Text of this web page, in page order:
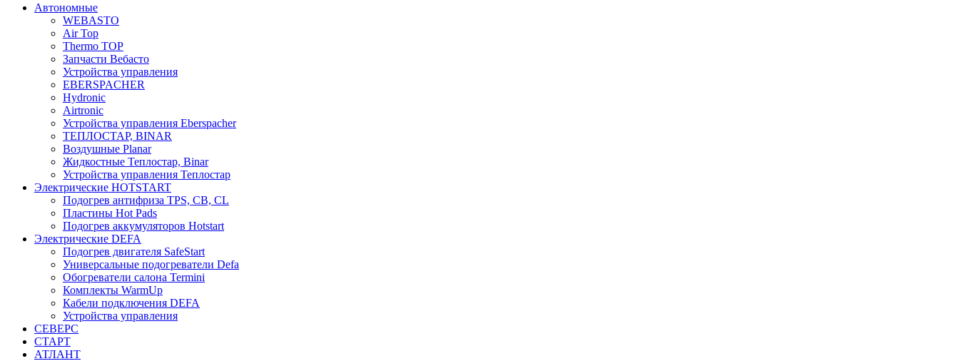
Автономные
WEBASTO
Air Top
Thermo TOP
Запчасти Вебасто
Устройства управления
EBERSPACHER
Hydronic
Airtronic
Устройства управления Eberspacher
ТЕПЛОСТАР, BINAR
Воздушные Planar
Жидкостные Теплостар, Binar
Устройства управления Теплостар
Электрические HOTSTART
Подогрев антифриза TPS, CB, CL
Пластины Hot Pads
Подогрев аккумуляторов Hotstart
Электрические DEFA
Подогрев двигателя SafeStart
Универсальные подогреватели Defa
Обогреватели салона Termini
Комплекты WarmUp
Кабели подключения DEFA
Устройства управления
СЕВЕРС
СТАРТ
АТЛАНТ